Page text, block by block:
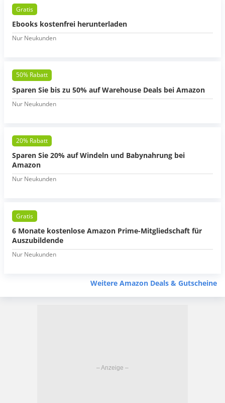
Gratis
Ebooks kostenfrei herunterladen
Nur Neukunden
50% Rabatt
Sparen Sie bis zu 50% auf Warehouse Deals bei Amazon
Nur Neukunden
20% Rabatt
Sparen Sie 20% auf Windeln und Babynahrung bei
Amazon
Nur Neukunden
Gratis
6 Monate kostenlose Amazon Prime-Mitgliedschaft für
Auszubildende
Nur Neukunden
Weitere Amazon Deals & Gutscheine